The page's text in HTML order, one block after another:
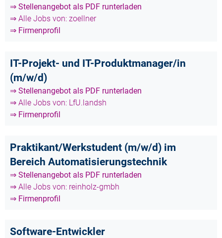
⇒ Stellenangebot als PDF runterladen
⇒ Alle Jobs von: zoellner
⇒ Firmenprofil
IT-Projekt- und IT-Produktmanager/in
(m/w/d)
⇒ Stellenangebot als PDF runterladen
⇒ Alle Jobs von: LfU.landsh
⇒ Firmenprofil
Praktikant/Werkstudent (m/w/d) im
Bereich Automatisierungstechnik
⇒ Stellenangebot als PDF runterladen
⇒ Alle Jobs von: reinholz-gmbh
⇒ Firmenprofil
Software-Entwickler